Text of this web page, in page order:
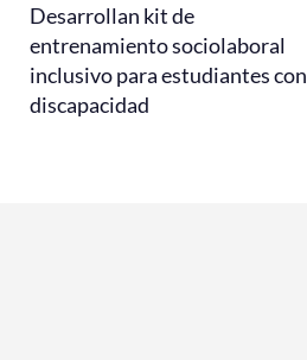
Desarrollan kit de
entrenamiento sociolaboral
inclusivo para estudiantes con
discapacidad